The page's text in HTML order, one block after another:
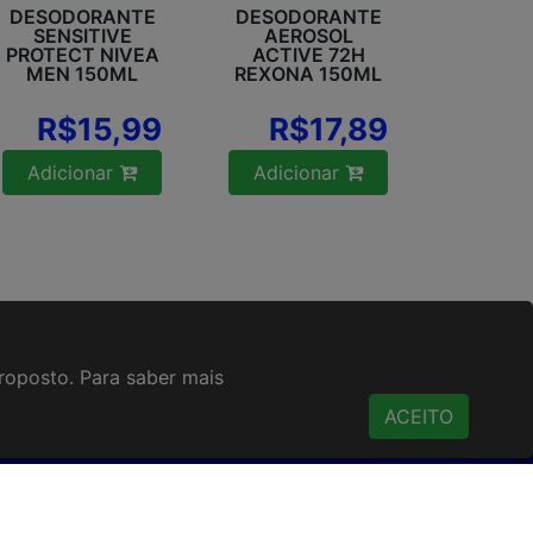
DESODORANTE
SENSITIVE
PROTECT NIVEA
MEN 150ML
R$15,99
Adicionar
DESODORANTE
AEROSOL
ACTIVE 72H
REXONA 150ML
R$17,89
Adicionar
Para saber mais
ACEITO
ACESSO RÁPIDO